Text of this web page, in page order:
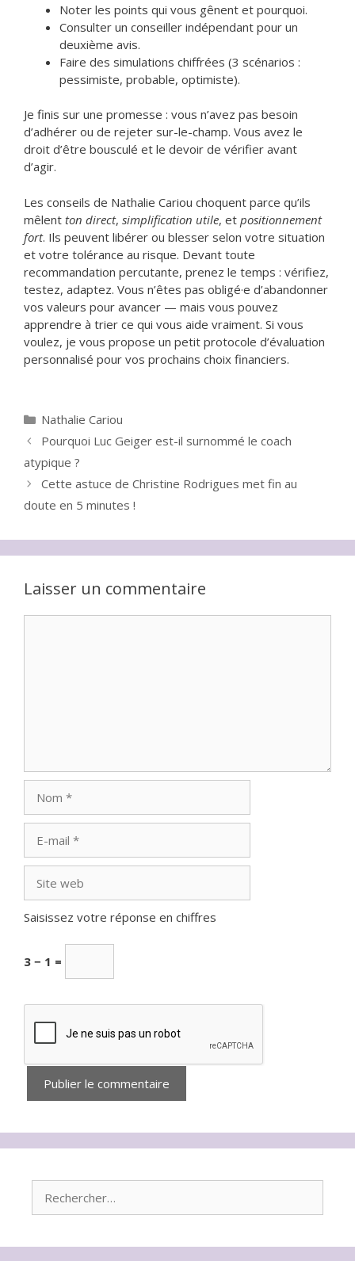
Noter les points qui vous gênent et pourquoi.
Consulter un conseiller indépendant pour un
deuxième avis.
Faire des simulations chiffrées (3 scénarios :
pessimiste, probable, optimiste).
Je finis sur une promesse : vous n’avez pas besoin
d’adhérer ou de rejeter sur-le-champ. Vous avez le
droit d’être bousculé et le devoir de vérifier avant
d’agir.
Les conseils de Nathalie Cariou choquent parce qu’ils
mêlent ton direct, simplification utile, et positionnement
fort. Ils peuvent libérer ou blesser selon votre situation
et votre tolérance au risque. Devant toute
recommandation percutante, prenez le temps : vérifiez,
testez, adaptez. Vous n’êtes pas obligé·e d’abandonner
vos valeurs pour avancer — mais vous pouvez
apprendre à trier ce qui vous aide vraiment. Si vous
voulez, je vous propose un petit protocole d’évaluation
personnalisé pour vos prochains choix financiers.
Catégories
Nathalie Cariou
Pourquoi Luc Geiger est-il surnommé le coach
atypique ?
Cette astuce de Christine Rodrigues met fin au
doute en 5 minutes !
Laisser un commentaire
mail
web
Saisissez votre réponse en chiffres
3 − 1 =